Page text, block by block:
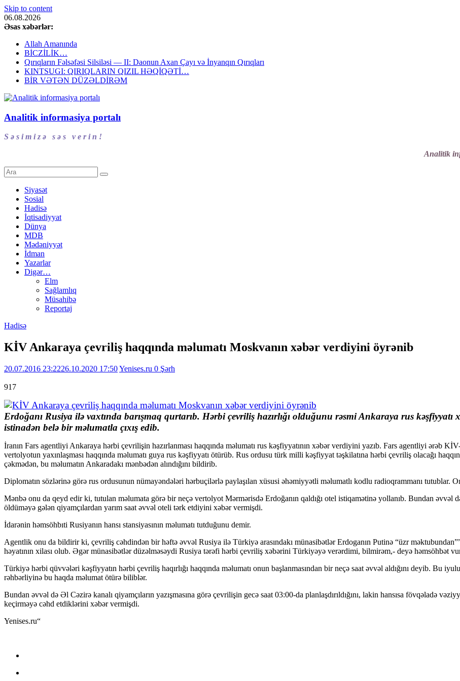
Skip to content
06.08.2026
Əsas xəbərlər:
Allah Amanında
BİCZİLİK…
Qırıqların Fəlsəfəsi Silsiləsi — II: Daonun Axan Çayı və İnyanqın Qırıqları
KINTSUGI: QIRIQLARIN QIZIL HƏQİQƏTİ…
BİR VƏTƏN DÜZƏLDİRƏM
Analitik informasiya portalı
S ə s i m i z ə s ə s v e r i n !
Analitik
Siyasət
Sosial
Hadisə
İqtisadiyyat
Dünya
MDB
Mədəniyyət
İdman
Yazarlar
Digər…
Elm
Sağlamlıq
Müsahibə
Reportaj
Hadisə
KİV Ankaraya çevriliş haqqında məlumatı Moskvanın xəbər verdiyini öyrənib
20.07.2016 23:2226.10.2020 17:50Yenises.ru 0 Şərh
917
Erdoğanı Rusiya ilə vaxtında barışmaq qurtarıb. Hərbi çevriliş hazırlığı olduğunu rəsmi Ankaraya rus
istinadən belə bir məlumatla çıxış edib.
İranın Fars agentliyi Ankaraya hərbi çevrilişin hazırlanması haqqında məlumatı rus kəşfiyyatının xəbər verdiyini yazıb. Fars agentliyi ərəb
vertolyotun yaxınlaşması haqqında məlumatı guya rus kəşfiyyatı ötürüb. Rus ordusu türk milli kəşfiyyat təşkilatına hərbi çevriliş olacağı
çəkmədən, bu məlumatın Ankaradakı mənbədən alındığını bildirib.
Diplomatın sözlərinə görə rus ordusunun nümayəndələri hərbuçilərlə paylaşılan xüsusi əhəmiyyətli məlumatlı kodlu radioqrammanı tutublar.
Mənbə onu da qeyd edir ki, tutulan məlumata görə bir neçə vertolyot Mərmərisdə Erdoğanın qaldığı otel istiqamətinə yollanıb. Bundan
öldüməyə gələn qiyamçılardan yarım saat əvvəl oteli tərk etdiyini xəbər vermişdi.
İdarənin həmsöhbıti Rusiyanın hansı stansiyasının məlumatı tutduğunu demir.
Agentlik onu da bildirir ki, çevriliş cəhdindən bir həftə əvvəl Rusiya ilə Türkiyə arasındakı münasibətlər Erdoganın Putinə “üzr
həyatının xilası olub. Əgər münasibətlər düzəlməsəydi Rusiya tərəfi hərbi çevriliş xəbərini Türkiyəyə verərdimi, bilmirəm,- deyə həmsöhbət
Türkiyə hərbi qüvvələri kəşfiyyatın hərbi çevriliş haqırlığı haqqında məlumatı onun başlanmasından bir neçə saat əvvəl aldığını deyib. Bu
rəhbərliyinə bu haqda məlumat ötürə biliblər.
Bundan əvvəl də Əl Cəzirə kanalı qiyamçıların yazışmasına görə çevrilişin gecə saat 03:00-da planlaşdırıldığını, lakin hansısa fövqəladə
keçirməyə cəhd etdiklərini xəbər vermişdi.
Yenises.ru“